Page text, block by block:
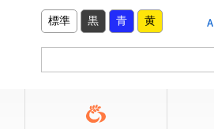
標準 黒 青 黄